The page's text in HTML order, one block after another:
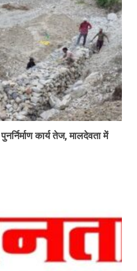
कार्य तेज, मालदेवता में